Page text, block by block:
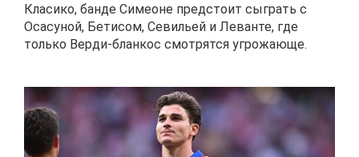
Класико, банде Симеоне предстоит сыграть с
Осасуной, Бетисом, Севильей и Леванте, где
только Верди-бланкос смотрятся угрожающе.